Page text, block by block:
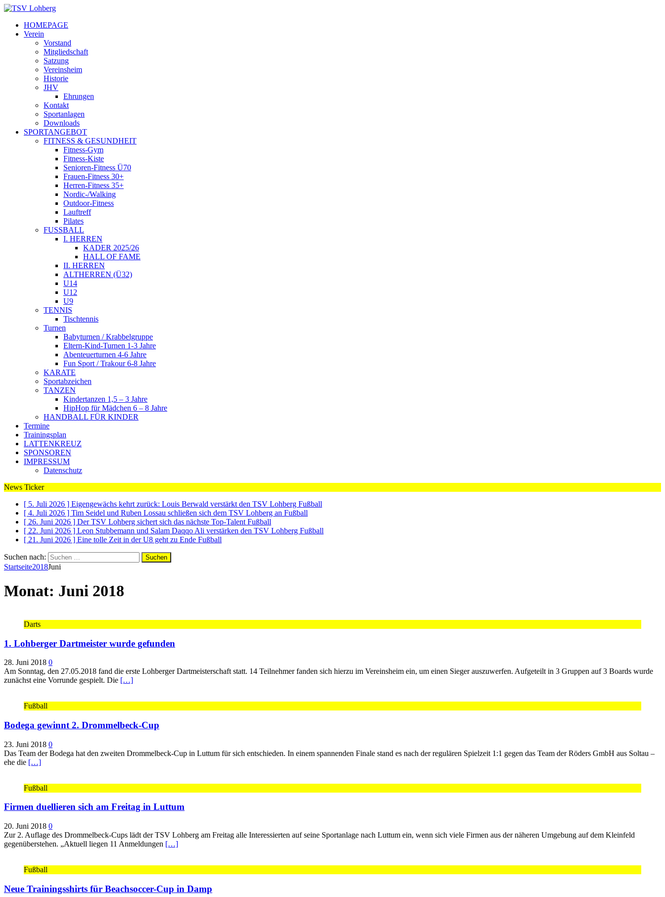
HOMEPAGE
Verein
Vorstand
Mitgliedschaft
Satzung
Vereinsheim
Historie
JHV
Ehrungen
Kontakt
Sportanlagen
Downloads
SPORTANGEBOT
FITNESS & GESUNDHEIT
Fitness-Gym
Fitness-Kiste
Senioren-Fitness Ü70
Frauen-Fitness 30+
Herren-Fitness 35+
Nordic-/Walking
Outdoor-Fitness
Lauftreff
Pilates
FUSSBALL
I. HERREN
KADER 2025/26
HALL OF FAME
II. HERREN
ALTHERREN (Ü32)
U14
U12
U9
TENNIS
Tischtennis
Turnen
Babyturnen / Krabbelgruppe
Eltern-Kind-Turnen 1-3 Jahre
Abenteuerturnen 4-6 Jahre
Fun Sport / Trakour 6-8 Jahre
KARATE
Sportabzeichen
TANZEN
Kindertanzen 1,5 – 3 Jahre
HipHop für Mädchen 6 – 8 Jahre
HANDBALL FÜR KINDER
Termine
Trainingsplan
LATTENKREUZ
SPONSOREN
IMPRESSUM
Datenschutz
News Ticker
[ 5. Juli 2026 ] Eigengewächs kehrt zurück: Louis Berwald verstärkt den TSV Lohberg Fußball
[ 4. Juli 2026 ] Tim Seidel und Ruben Lossau schließen sich dem TSV Lohberg an Fußball
[ 26. Juni 2026 ] Der TSV Lohberg sichert sich das nächste Top-Talent Fußball
[ 22. Juni 2026 ] Leon Stubbemann und Salam Daqqo Ali verstärken den TSV Lohberg Fußball
[ 21. Juni 2026 ] Eine tolle Zeit in der U8 geht zu Ende Fußball
Suchen nach:
Startseite2018Juni
Monat: Juni 2018
Darts
1. Lohberger Dartmeister wurde gefunden
28. Juni 2018 0
Am Sonntag, den 27.05.2018 fand die erste Lohberger Dartmeisterschaft statt. 14 Teilnehmer fanden sich hierzu im Vereinsheim ein, um einen Sieger auszuwerfen. Aufgeteilt in 3 Gruppen auf 3 Boards wurde
zunächst eine Vorrunde gespielt. Die […]
Fußball
Bodega gewinnt 2. Drommelbeck-Cup
23. Juni 2018 0
Das Team der Bodega hat den zweiten Drommelbeck-Cup in Luttum für sich entschieden. In einem spannenden Finale stand es nach der regulären Spielzeit 1:1 gegen das Team der Röders GmbH aus Soltau –
ehe die […]
Fußball
Firmen duellieren sich am Freitag in Luttum
20. Juni 2018 0
Zur 2. Auflage des Drommelbeck-Cups lädt der TSV Lohberg am Freitag alle Interessierten auf seine Sportanlage nach Luttum ein, wenn sich viele Firmen aus der näheren Umgebung auf dem Kleinfeld
gegenüberstehen. „Aktuell liegen 11 Anmeldungen […]
Fußball
Neue Trainingsshirts für Beachsoccer-Cup in Damp